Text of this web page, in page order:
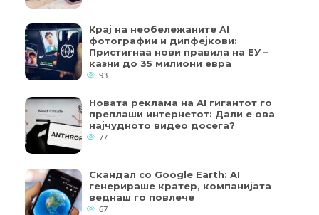
Крај на необележаните AI
фотографии и дипфејкови:
Пристигнаа нови правила на ЕУ –
казни до 35 милиони евра
93
Новата реклама на AI гигантот го
преплаши интернетот: Дали е ова
најчудното видео досега?
77
Скандал со Google Earth: AI
генерираше кратер, компанијата
веднаш го повлече
67